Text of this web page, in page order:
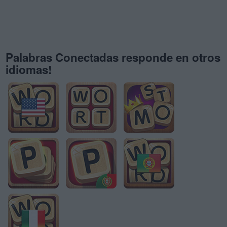
Palabras Conectadas responde en otros
idiomas!